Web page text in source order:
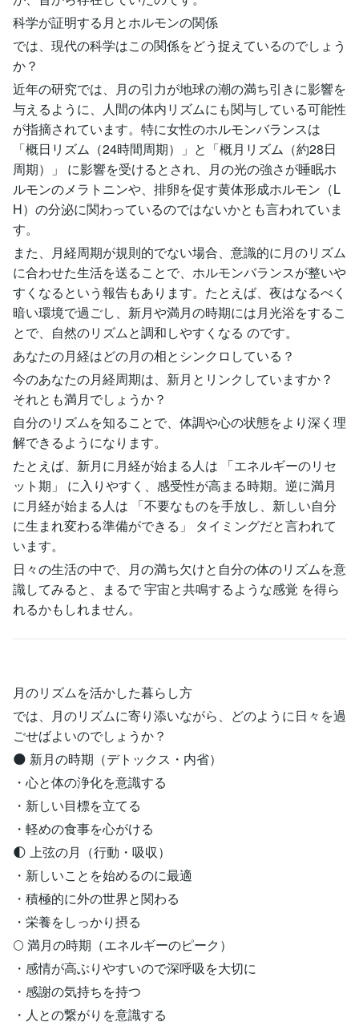
科学が証明する月とホルモンの関係
では、現代の科学はこの関係をどう捉えているのでしょう
か？
近年の研究では、月の引力が地球の潮の満ち引きに影響を
与えるように、人間の体内リズムにも関与している可能性
が指摘されています。特に女性のホルモンバランスは
「概日リズム（24時間周期）」と「概月リズム（約28日
周期）」 に影響を受けるとされ、月の光の強さが睡眠ホ
ルモンのメラトニンや、排卵を促す黄体形成ホルモン（L
H）の分泌に関わっているのではないかとも言われていま
す。
また、月経周期が規則的でない場合、意識的に月のリズム
に合わせた生活を送ることで、ホルモンバランスが整いや
すくなるという報告もあります。たとえば、夜はなるべく
暗い環境で過ごし、新月や満月の時期には月光浴をするこ
とで、自然のリズムと調和しやすくなる のです。
あなたの月経はどの月の相とシンクロしている？
今のあなたの月経周期は、新月とリンクしていますか？
それとも満月でしょうか？
自分のリズムを知ることで、体調や心の状態をより深く理
解できるようになります。
たとえば、新月に月経が始まる人は 「エネルギーのリセ
ット期」 に入りやすく、感受性が高まる時期。逆に満月
に月経が始まる人は 「不要なものを手放し、新しい自分
に生まれ変わる準備ができる」 タイミングだと言われて
います。
日々の生活の中で、月の満ち欠けと自分の体のリズムを意
識してみると、まるで 宇宙と共鳴するような感覚 を得ら
れるかもしれません。
月のリズムを活かした暮らし方
では、月のリズムに寄り添いながら、どのように日々を過
ごせばよいのでしょうか？
🌑 新月の時期（デトックス・内省）
・心と体の浄化を意識する
・新しい目標を立てる
・軽めの食事を心がける
🌓 上弦の月（行動・吸収）
・新しいことを始めるのに最適
・積極的に外の世界と関わる
・栄養をしっかり摂る
🌕 満月の時期（エネルギーのピーク）
・感情が高ぶりやすいので深呼吸を大切に
・感謝の気持ちを持つ
・人との繋がりを意識する